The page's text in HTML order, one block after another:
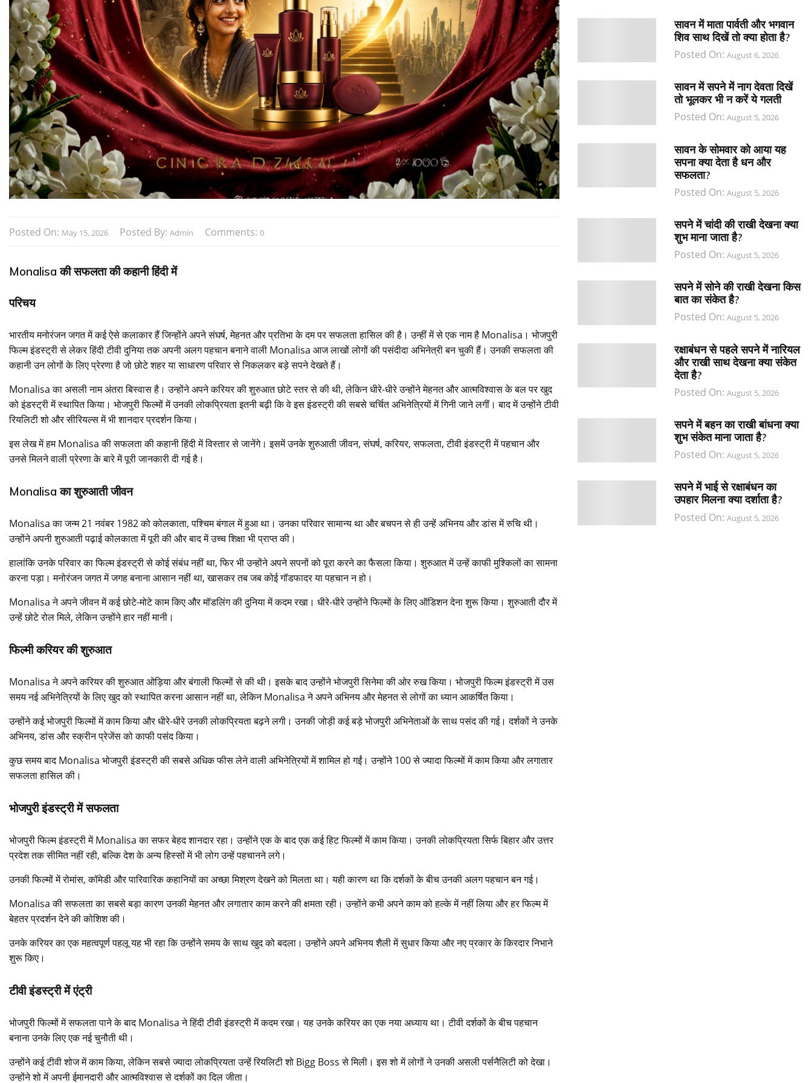
Posted On: May 15, 2026 Posted By: Admin Comments: 0
Monalisa की सफलता की कहानी हिंदी में
परिचय
भारतीय मनोरंजन जगत में कई ऐसे कलाकार हैं जिन्होंने अपने संघर्ष, मेहनत और प्रतिभा के दम पर सफलता हासिल की है। उन्हीं में से एक नाम है Monalisa। भोजपुरी
फिल्म इंडस्ट्री से लेकर हिंदी टीवी दुनिया तक अपनी अलग पहचान बनाने वाली Monalisa आज लाखों लोगों की पसंदीदा अभिनेत्री बन चुकी हैं। उनकी सफलता की
कहानी उन लोगों के लिए प्रेरणा है जो छोटे शहर या साधारण परिवार से निकलकर बड़े सपने देखते हैं।
Monalisa का असली नाम अंतरा बिस्वास है। उन्होंने अपने करियर की शुरुआत छोटे स्तर से की थी, लेकिन धीरे-धीरे उन्होंने मेहनत और आत्मविश्वास के बल पर खुद
को इंडस्ट्री में स्थापित किया। भोजपुरी फिल्मों में उनकी लोकप्रियता इतनी बढ़ी कि वे इस इंडस्ट्री की सबसे चर्चित अभिनेत्रियों में गिनी जाने लगीं। बाद में उन्होंने टीवी
रियलिटी शो और सीरियल्स में भी शानदार प्रदर्शन किया।
इस लेख में हम Monalisa की सफलता की कहानी हिंदी में विस्तार से जानेंगे। इसमें उनके शुरुआती जीवन, संघर्ष, करियर, सफलता, टीवी इंडस्ट्री में पहचान और
उनसे मिलने वाली प्रेरणा के बारे में पूरी जानकारी दी गई है।
Monalisa का शुरुआती जीवन
Monalisa का जन्म 21 नवंबर 1982 को कोलकाता, पश्चिम बंगाल में हुआ था। उनका परिवार सामान्य था और बचपन से ही उन्हें अभिनय और डांस में रुचि थी।
उन्होंने अपनी शुरुआती पढ़ाई कोलकाता में पूरी की और बाद में उच्च शिक्षा भी प्राप्त की।
हालांकि उनके परिवार का फिल्म इंडस्ट्री से कोई संबंध नहीं था, फिर भी उन्होंने अपने सपनों को पूरा करने का फैसला किया। शुरुआत में उन्हें काफी मुश्किलों का सामना
करना पड़ा। मनोरंजन जगत में जगह बनाना आसान नहीं था, खासकर तब जब कोई गॉडफादर या पहचान न हो।
Monalisa ने अपने जीवन में कई छोटे-मोटे काम किए और मॉडलिंग की दुनिया में कदम रखा। धीरे-धीरे उन्होंने फिल्मों के लिए ऑडिशन देना शुरू किया। शुरुआती दौर में
उन्हें छोटे रोल मिले, लेकिन उन्होंने हार नहीं मानी।
फिल्मी करियर की शुरुआत
Monalisa ने अपने करियर की शुरुआत ओड़िया और बंगाली फिल्मों से की थी। इसके बाद उन्होंने भोजपुरी सिनेमा की ओर रुख किया। भोजपुरी फिल्म इंडस्ट्री में उस
समय नई अभिनेत्रियों के लिए खुद को स्थापित करना आसान नहीं था, लेकिन Monalisa ने अपने अभिनय और मेहनत से लोगों का ध्यान आकर्षित किया।
उन्होंने कई भोजपुरी फिल्मों में काम किया और धीरे-धीरे उनकी लोकप्रियता बढ़ने लगी। उनकी जोड़ी कई बड़े भोजपुरी अभिनेताओं के साथ पसंद की गई। दर्शकों ने उनके
अभिनय, डांस और स्क्रीन प्रेजेंस को काफी पसंद किया।
कुछ समय बाद Monalisa भोजपुरी इंडस्ट्री की सबसे अधिक फीस लेने वाली अभिनेत्रियों में शामिल हो गईं। उन्होंने 100 से ज्यादा फिल्मों में काम किया और लगातार
सफलता हासिल की।
भोजपुरी इंडस्ट्री में सफलता
भोजपुरी फिल्म इंडस्ट्री में Monalisa का सफर बेहद शानदार रहा। उन्होंने एक के बाद एक कई हिट फिल्मों में काम किया। उनकी लोकप्रियता सिर्फ बिहार और उत्तर
प्रदेश तक सीमित नहीं रही, बल्कि देश के अन्य हिस्सों में भी लोग उन्हें पहचानने लगे।
उनकी फिल्मों में रोमांस, कॉमेडी और पारिवारिक कहानियों का अच्छा मिश्रण देखने को मिलता था। यही कारण था कि दर्शकों के बीच उनकी अलग पहचान बन गई।
Monalisa की सफलता का सबसे बड़ा कारण उनकी मेहनत और लगातार काम करने की क्षमता रही। उन्होंने कभी अपने काम को हल्के में नहीं लिया और हर फिल्म में
बेहतर प्रदर्शन देने की कोशिश की।
उनके करियर का एक महत्वपूर्ण पहलू यह भी रहा कि उन्होंने समय के साथ खुद को बदला। उन्होंने अपने अभिनय शैली में सुधार किया और नए प्रकार के किरदार निभाने
शुरू किए।
टीवी इंडस्ट्री में एंट्री
भोजपुरी फिल्मों में सफलता पाने के बाद Monalisa ने हिंदी टीवी इंडस्ट्री में कदम रखा। यह उनके करियर का एक नया अध्याय था। टीवी दर्शकों के बीच पहचान
बनाना उनके लिए एक नई चुनौती थी।
उन्होंने कई टीवी शोज में काम किया, लेकिन सबसे ज्यादा लोकप्रियता उन्हें रियलिटी शो Bigg Boss से मिली। इस शो में लोगों ने उनकी असली पर्सनैलिटी को देखा।
उन्होंने शो में अपनी ईमानदारी और आत्मविश्वास से दर्शकों का दिल जीता।
सावन में माता पार्वती और भगवान
शिव साथ दिखें तो क्या होता है?
Posted On:August 6, 2026
सावन में सपने में नाग देवता दिखें
तो भूलकर भी न करें ये गलती
Posted On:August 5, 2026
सावन के सोमवार को आया यह
सपना क्या देता है धन और
सफलता?
Posted On:August 5, 2026
सपने में चांदी की राखी देखना क्या
शुभ माना जाता है?
Posted On:August 5, 2026
सपने में सोने की राखी देखना किस
बात का संकेत है?
Posted On:August 5, 2026
रक्षाबंधन से पहले सपने में नारियल
और राखी साथ देखना क्या संकेत
देता है?
Posted On:August 5, 2026
सपने में बहन का राखी बांधना क्या
शुभ संकेत माना जाता है?
Posted On:August 5, 2026
सपने में भाई से रक्षाबंधन का
उपहार मिलना क्या दर्शाता है?
Posted On:August 5, 2026